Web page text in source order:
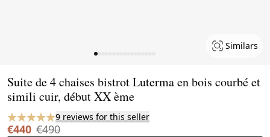
Similars
Suite de 4 chaises bistrot Luterma en bois courbé et
simili cuir, début XX ème
9 reviews for this seller
€440 €490